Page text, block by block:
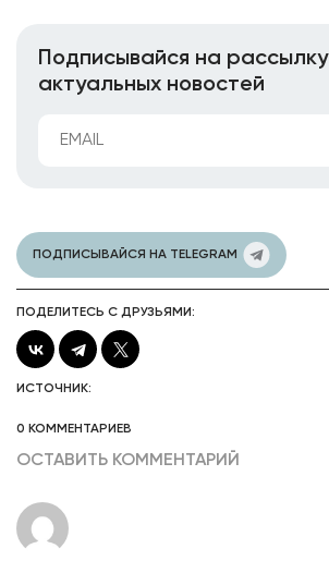
Подписывайся на рассылку
актуальных новостей
ПОДПИСЫВАЙСЯ НА TELEGRAM
ПОДЕЛИТЕСЬ С ДРУЗЬЯМИ:
ИСТОЧНИК:
0 КОММЕНТАРИЕВ
ОСТАВИТЬ КОММЕНТАРИЙ